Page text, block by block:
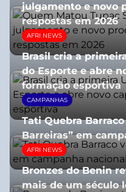
julgamento e novo
respostas em 2026
05/08/2026
AFRI NEWS
Brasil cria a
do Esporte e abre
formação esportiva
08/07/2026
CAMPANHAS
Tati Quebra
Barreiras” em
08/07/2026
AFRI NEWS
Bronzes do Benin
mais de um século